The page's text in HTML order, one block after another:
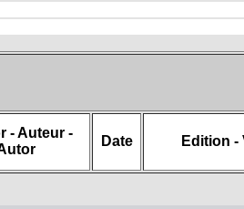
- Auteur -
Date Edition -